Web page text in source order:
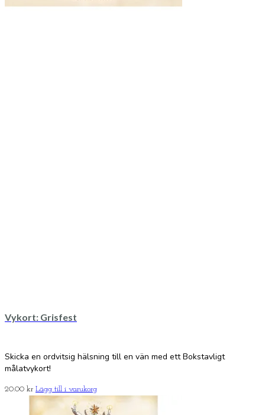
Vykort: Grisfest
Skicka en ordvitsig hälsning till en vän med ett Bokstavligt
målatvykort!
20.00 kr Lägg till i varukorg